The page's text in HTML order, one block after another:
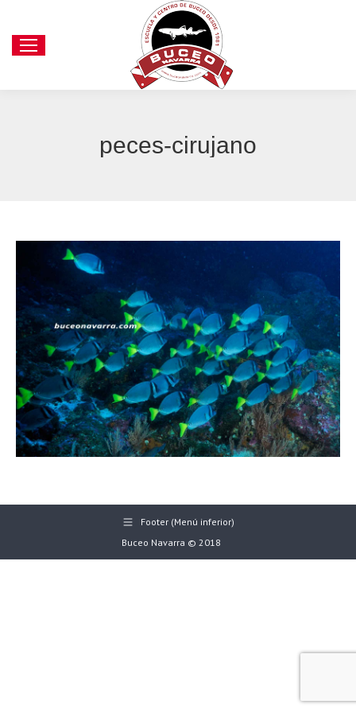
peces-cirujano
Footer (Menú inferior)
Buceo Navarra © 2018